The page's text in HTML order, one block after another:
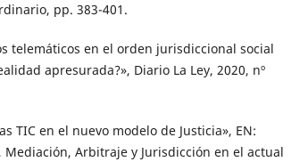
pp. 383-401.
telemáticos en el orden jurisdiccional social
apresurada?», Diario La Ley, 2020, nº
TIC en el nuevo modelo de Justicia», EN:
Mediación, Arbitraje y Jurisdicción en el actual